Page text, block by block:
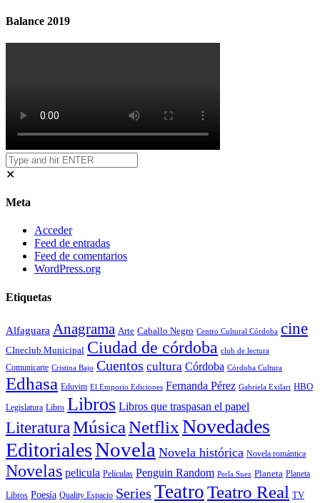
Balance 2019
✕
Meta
Acceder
Feed de entradas
Feed de comentarios
WordPress.org
Etiquetas
Alfaguara Anagrama Arte Caballo Negro Centro Cultural Córdoba cine
CIneclub Municipal Ciudad de córdoba club de lectura
Comunicarte Cristina Bajo Cuentos cultura Córdoba Córdoba Cultura
Edhasa Eduvim El Emporio Ediciones Fernanda Pérez Gabriela Exilart HBO
Legislatura Libro Libros Libros que traspasan el papel
LiteraturaMúsicaNetflixNovedades
EditorialesNovela Novela histórica Novela romántica
Novelas pelicula Películas Penguin Random Perla Suez Planeta Planeta
Libros Poesía Quality Espacio Series TeatroTeatro Real TV